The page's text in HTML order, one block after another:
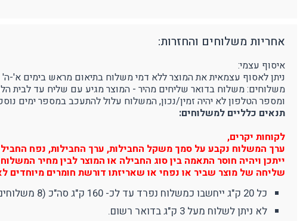
אחריות משלוחים והחזרות:
איסוף עצמי:
ניתן לאסוף עצמאית את המוצר ללא דמי משלוח בתיאום מראש בימים א'-ה' בין השעות 9:00-16:00 בפרוטק סטור - רחוב הדגן 9 אזור
משלוחים: משלוח בדואר שליחים מהיר - המוצר מגיע עם שליח עד לבית הלקוח, 3-5 ימי עסקים (החל מיום לאחר
ומספר הטלפון לא יהיה זמין/נכון, המשלוח עלול להתעכב במספר ימים
תנאים כלליים למשלוחים:
לקוחות יקרים,
ערך המשלוח נקבע על סמך משקל החבילות, ערך החבילות, נפח
ייתכן ויהיה חוסר התאמה בין סוג החבילה או המוצר לבין מחיר
שליחה של מוצר שביר או נפחי או שאריזתו דורשת חומרים מיוחדים
כל 20 ק"ג ייחשבו כמשלוח נפרד עד לכ- 160 ק"ג סה"כ (8 משלוחים). משלוח מעל 160 ק"ג יחשב כ-10 משלוחים (380 ₪).
לא ניתן לשלוח מעל 3 ק"ג בדואר רשום.